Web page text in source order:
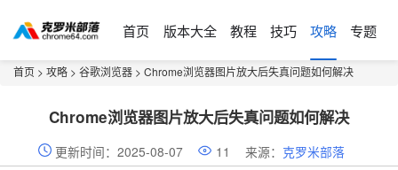
首页 版本大全 教程 技巧 攻略 专题
首页 > 攻略 > 谷歌浏览器 > Chrome浏览器图片放大后失真问题如何解决
Chrome浏览器图片放大后失真问题如何解决
更新时间：2025-08-07 11 来源： 克罗米部落